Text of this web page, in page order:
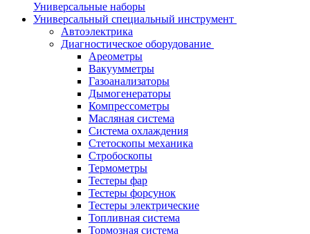
Универсальные наборы
Универсальный специальный инструмент
Автоэлектрика
Диагностическое оборудование
Ареометры
Вакуумметры
Газоанализаторы
Дымогенераторы
Компрессометры
Масляная система
Система охлаждения
Стетоскопы механика
Стробоскопы
Термометры
Тестеры фар
Тестеры форсунок
Тестеры электрические
Топливная система
Тормозная система